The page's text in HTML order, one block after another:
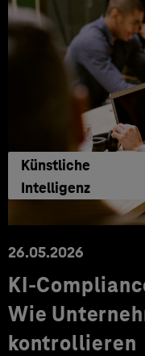
Künstliche
Intelligenz
26.05.2026
KI-
Wie
kontrollieren